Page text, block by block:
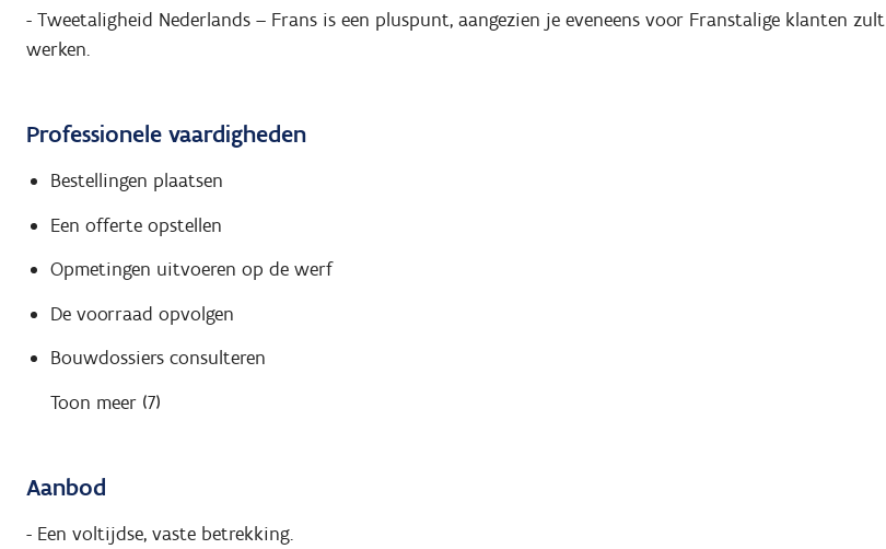
- Tweetaligheid Nederlands – Frans is een pluspunt, aangezien je eveneens voor Franstalige klanten zult
werken.
Professionele vaardigheden
Bestellingen plaatsen
Een offerte opstellen
Opmetingen uitvoeren op de werf
De voorraad opvolgen
Bouwdossiers consulteren
Toon meer (7)
Aanbod
- Een voltijdse, vaste betrekking.